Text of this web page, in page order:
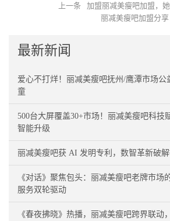
上一条 加盟丽减美瘦吧加盟，
丽减美瘦吧加盟分享
最新新闻
爱心不打烊！丽减美瘦吧抚州/鹰潭市场公
童
500台大屏覆盖30+市场！丽减美瘦吧科技
智能升级
丽减美瘦吧获 AI 发明专利，数智革新破
《对话》聚焦包头：丽减美瘦吧老牌市场
服务双轮驱动
《春夜拂晓》热播，丽减美瘦吧跨界联动